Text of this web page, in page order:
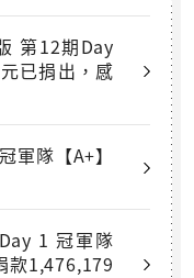
第12期Day
已捐出，感
隊【A+】
1 冠軍隊
款1,476,179